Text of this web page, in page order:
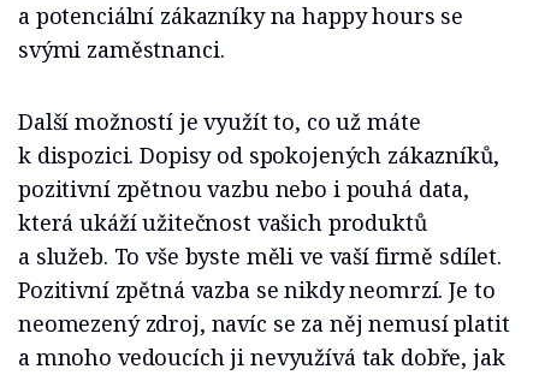
a potenciální zákazníky na happy hours se
svými zaměstnanci.
Další možností je využít to, co už máte
k dispozici. Dopisy od spokojených zákazníků,
pozitivní zpětnou vazbu nebo i pouhá data,
která ukáží užitečnost vašich produktů
a služeb. To vše byste měli ve vaší firmě sdílet.
Pozitivní zpětná vazba se nikdy neomrzí. Je to
neomezený zdroj, navíc se za něj nemusí platit
a mnoho vedoucích ji nevyužívá tak dobře, jak